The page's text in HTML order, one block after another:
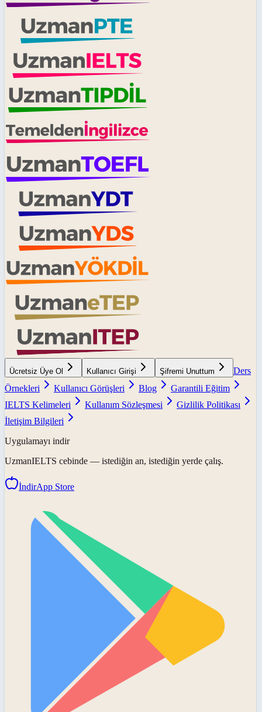
Ücretsiz Üye Ol Kullanıcı Girişi Şifremi Unuttum
Ders
Örnekleri
Kullanıcı Görüşleri Blog
Garantili Eğitim
IELTS Kelimeleri
Kullanım Sözleşmesi
Gizlilik Politikası
İletişim Bilgileri
Uygulamayı indir
UzmanIELTS cebinde — istediğin an, istediğin yerde çalış.
İndirApp Store